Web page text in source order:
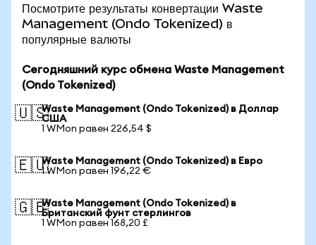
Посмотрите результаты конвертации Waste
Management (Ondo Tokenized) в
популярные валюты
Сегодняшний курс обмена Waste Management
(Ondo Tokenized)
🇺🇸Waste Management (Ondo Tokenized) в Доллар
США
1 WMon равен 226,54 $
🇪🇺Waste Management (Ondo Tokenized) в Евро
1 WMon равен 196,22 €
🇬🇧Waste Management (Ondo Tokenized) в
Британский фунт стерлингов
1 WMon равен 168,20 £